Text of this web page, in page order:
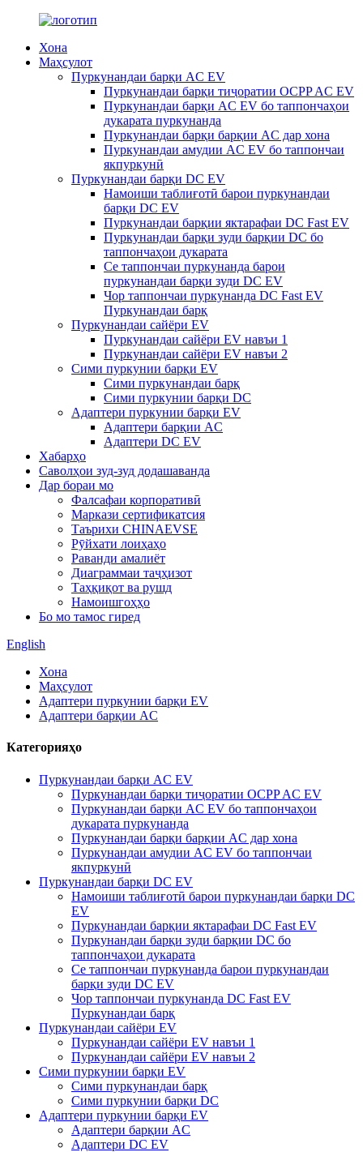
Хона
Маҳсулот
Пуркунандаи барқи AC EV
Пуркунандаи барқи тиҷоратии OCPP AC EV
Пуркунандаи барқи AC EV бо таппончаҳои
дукарата пуркунанда
Пуркунандаи барқи барқии AC дар хона
Пуркунандаи амудии AC EV бо таппончаи
якпуркунӣ
Пуркунандаи барқи DC EV
Намоиши таблиғотӣ барои пуркунандаи
барқи DC EV
Пуркунандаи барқии яктарафаи DC Fast EV
Пуркунандаи барқи зуди барқии DC бо
таппончаҳои дукарата
Се таппончаи пуркунанда барои
пуркунандаи барқи зуди DC EV
Чор таппончаи пуркунанда DC Fast EV
Пуркунандаи барқ
Пуркунандаи сайёри EV
Пуркунандаи сайёри EV навъи 1
Пуркунандаи сайёри EV навъи 2
Сими пуркунии барқи EV
Сими пуркунандаи барқ
Сими пуркунии барқи DC
Адаптери пуркунии барқи EV
Адаптери барқии AC
Адаптери DC EV
Хабарҳо
Саволҳои зуд-зуд додашаванда
Дар бораи мо
Фалсафаи корпоративӣ
Маркази сертификатсия
Таърихи CHINAEVSE
Рӯйхати лоиҳаҳо
Раванди амалиёт
Диаграммаи таҷҳизот
Таҳқиқот ва рушд
Намоишгоҳҳо
Бо мо тамос гиред
English
Хона
Маҳсулот
Адаптери пуркунии барқи EV
Адаптери барқии AC
Категорияҳо
Пуркунандаи барқи AC EV
Пуркунандаи барқи тиҷоратии OCPP AC EV
Пуркунандаи барқи AC EV бо таппончаҳои
дукарата пуркунанда
Пуркунандаи барқи барқии AC дар хона
Пуркунандаи амудии AC EV бо таппончаи
якпуркунӣ
Пуркунандаи барқи DC EV
Намоиши таблиғотӣ барои пуркунандаи барқи DC
EV
Пуркунандаи барқии яктарафаи DC Fast EV
Пуркунандаи барқи зуди барқии DC бо
таппончаҳои дукарата
Се таппончаи пуркунанда барои пуркунандаи
барқи зуди DC EV
Чор таппончаи пуркунанда DC Fast EV
Пуркунандаи барқ
Пуркунандаи сайёри EV
Пуркунандаи сайёри EV навъи 1
Пуркунандаи сайёри EV навъи 2
Сими пуркунии барқи EV
Сими пуркунандаи барқ
Сими пуркунии барқи DC
Адаптери пуркунии барқи EV
Адаптери барқии AC
Адаптери DC EV